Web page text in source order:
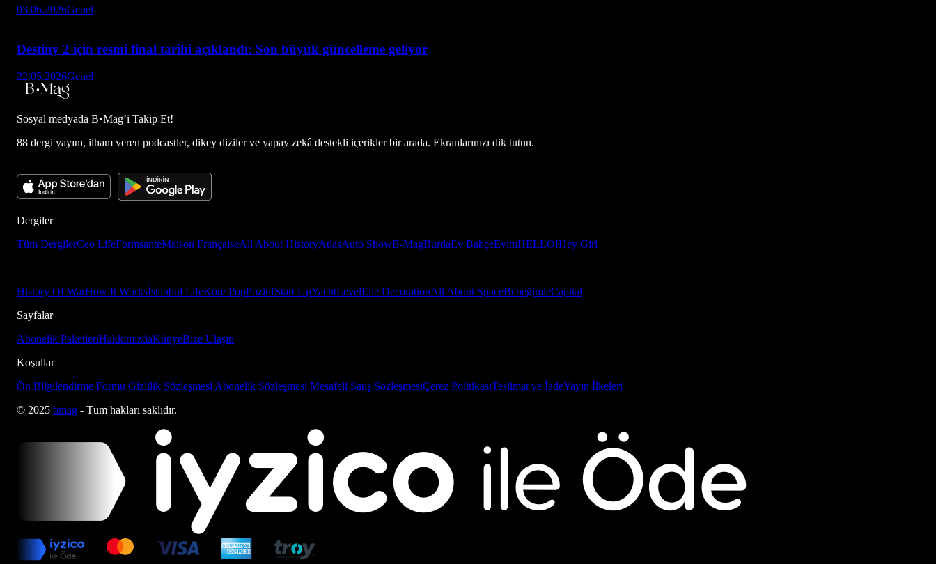
03.06.2026Genel
Destiny 2 için resmi final tarihi açıklandı: Son büyük güncelleme geliyor
22.05.2026Genel
Sosyal medyada B•Mag’i Takip Et!
88 dergi yayını, ilham veren podcastler, dikey diziler ve yapay zekâ destekli içerikler bir arada. Ekranlarınızı dik tutun.
Dergiler
Tüm DergilerCeo LifeFormsanteMaison FrançaiseAll About HistoryAtlasAuto ShowB-MagBurdaEv BahçeEvimHELLO!Hey Girl
History Of WarHow It Worksİstanbul LifeKore PopPozitifStart UpYachtLevelElle DecorationAll About SpaceBebeğimleCapital
Sayfalar
Abonelik PaketleriHakkımızdaKünyeBize Ulaşın
Koşullar
Ön Bilgilendirme Formu Gizlilik Sözleşmesi Abonelik Sözleşmesi Mesafeli Satış SözleşmesiÇerez PolitikasıTeslimat ve İadeYayın İlkeleri
© 2025 bmag - Tüm hakları saklıdır.